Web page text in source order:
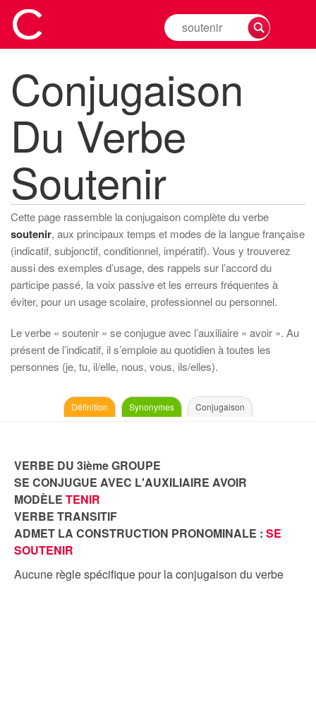
Rechercher
la
d'un
verbe
Conjugaison
Du Verbe
Soutenir
Cette page rassemble la conjugaison complète du verbe
soutenir, aux principaux temps et modes de la langue française
(indicatif, subjonctif, conditionnel, impératif). Vous y trouverez
aussi des exemples d’usage, des rappels sur l’accord du
participe passé, la voix passive et les erreurs fréquentes à
éviter, pour un usage scolaire, professionnel ou personnel.
Le verbe « soutenir » se conjugue avec l’auxiliaire « avoir ». Au
présent de l’indicatif, il s’emploie au quotidien à toutes les
personnes (je, tu, il/elle, nous, vous, ils/elles).
Définition Synonymes Conjugaison
VERBE DU 3ième GROUPE
SE CONJUGUE AVEC L'AUXILIAIRE AVOIR
MODÈLE TENIR
VERBE TRANSITIF
ADMET LA CONSTRUCTION PRONOMINALE : SE
SOUTENIR
Aucune règle spécifique pour la conjugaison du verbe